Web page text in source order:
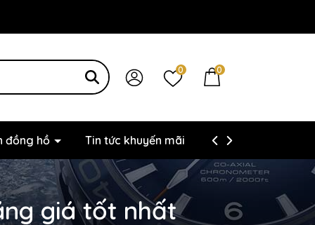
0 0
đồng hồ Tin tức khuyến mãi Thông tin liên hệ
giá tốt nhất